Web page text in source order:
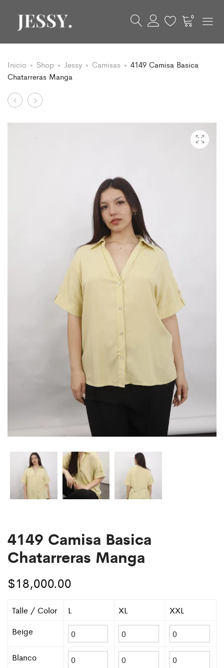
0
Inicio Shop Jessy Camisas
4149 Camisa Basica
Chatarreras Manga
Product
navigation
4120
4127
4149 Camisa Basica
Chatarreras Manga
$18,000.00
Talle / Color L XL
XXL
Beige
Blanco